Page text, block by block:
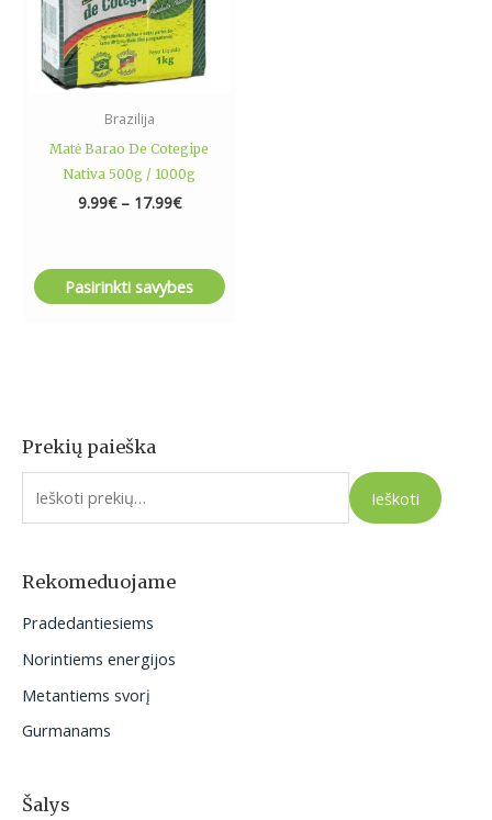
Prekių paieška
I
e
o
:
Ieškoti
Rekomeduojame
Pradedantiesiems
Norintiems energijos
Metantiems svorį
Gurmanams
Šalys
Brazilija
Matė Barao De Cotegipe
Nativa 500g / 1000g
9.99€ – 17.99€
Pasirinkti savybes
may
be
chosen
on
product
page